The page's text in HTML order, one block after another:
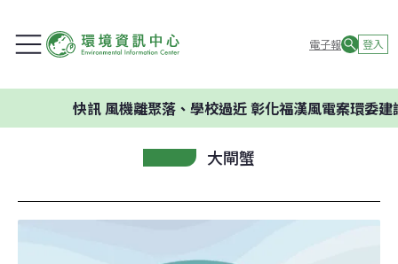
電子報 登入
風機離聚落、學校過近 彰化福漢風電案環委建議不應開
大閘蟹